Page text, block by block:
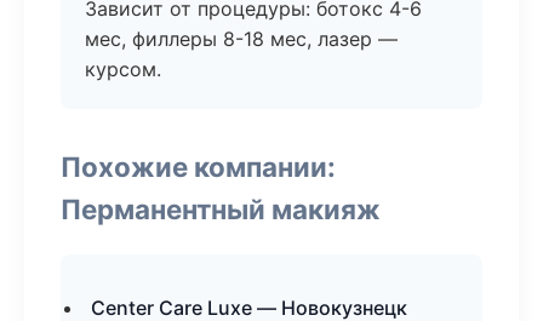
Зависит от процедуры: ботокс 4-6
мес, филлеры 8-18 мес, лазер —
курсом.
Похожие компании:
Перманентный макияж
Center Care Luxe — Новокузнецк